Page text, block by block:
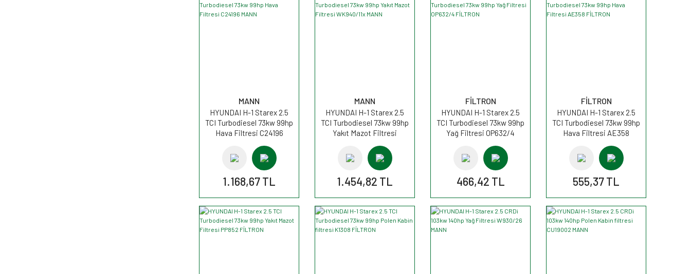
MANN
HYUNDAI H-1 Starex 2.5
TCI Turbodiesel 73kw 99hp
Hava Filtresi C24196
1.168,67 TL
MANN
HYUNDAI H-1 Starex 2.5
TCI Turbodiesel 73kw 99hp
Yakıt Mazot Filtresi
1.454,82 TL
FİLTRON
HYUNDAI H-1 Starex 2.5
TCI Turbodiesel 73kw 99hp
Yağ Filtresi OP632/4
466,42 TL
FİLTRON
HYUNDAI H-1 Starex 2.5
TCI Turbodiesel 73kw 99hp
Hava Filtresi AE358
555,37 TL